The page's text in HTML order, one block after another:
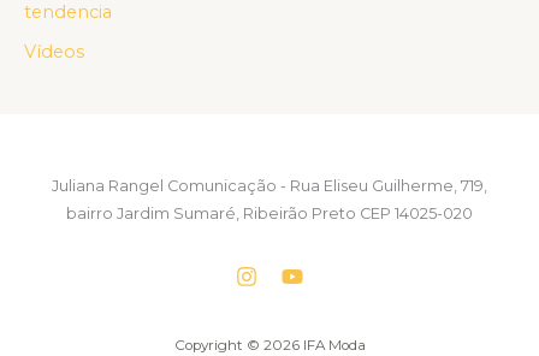
tendencia
Vídeos
Juliana Rangel Comunicação - Rua Eliseu Guilherme, 719,
bairro Jardim Sumaré, Ribeirão Preto CEP 14025-020
Copyright © 2026 IFA Moda